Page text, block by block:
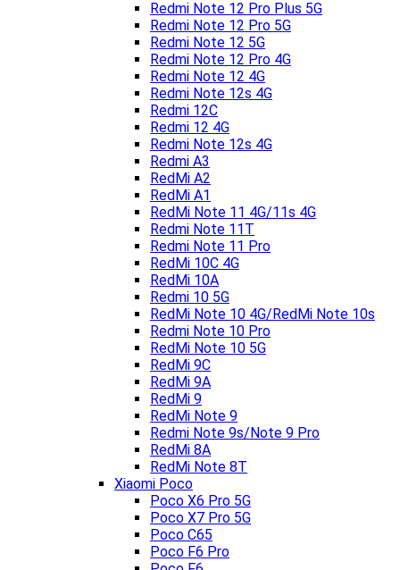
Redmi Note 12 Pro Plus 5G
Redmi Note 12 Pro 5G
Redmi Note 12 5G
Redmi Note 12 Pro 4G
Redmi Note 12 4G
Redmi Note 12s 4G
Redmi 12C
Redmi 12 4G
Redmi Note 12s 4G
Redmi A3
RedMi A2
RedMi A1
RedMi Note 11 4G/11s 4G
Redmi Note 11T
Redmi Note 11 Pro
RedMi 10C 4G
RedMi 10A
Redmi 10 5G
RedMi Note 10 4G/RedMi Note 10s
Redmi Note 10 Pro
RedMi Note 10 5G
RedMi 9C
RedMi 9A
RedMi 9
RedMi Note 9
Redmi Note 9s/Note 9 Pro
RedMi 8A
RedMi Note 8T
Xiaomi Poco
Poco X6 Pro 5G
Poco X7 Pro 5G
Poco C65
Poco F6 Pro